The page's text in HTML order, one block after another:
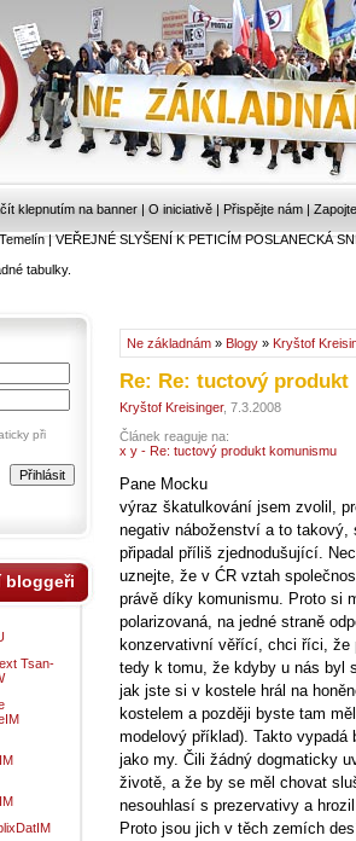
klepnutím na banner | O iniciativě | Přispějte nám |
|VEŘEJNÉ SLYŠENÍ K PETICÍM POSLANECKÁ
tabulky.
Ne základnám » Blogy » Kryštof
Re: Re: tuctový produkt
Kryštof Kreisinger, 7.3.2008
Článek reaguje na:
x y - Re: tuctový produkt komunismu
Pane Mocku
výraz škatulkování jsem zvolil,
negativ náboženství a to
připadal příliš zjednodušující.
uznejte, že v ĆR vztah
právě díky komunismu. Proto si
polarizovaná, na jedné straně
konzervativní věřící, chci říci, že
tedy k tomu, že kdyby u nás byl
jak jste si v kostele hrál na
kostelem a později byste tam
modelový příklad). Takto
jako my. Čili žádný dogmaticky
životě, a že by se měl chovat
nesouhlasí s prezervativy a
Proto jsou jich v těch zemích
při
bloggeři
Tsan-